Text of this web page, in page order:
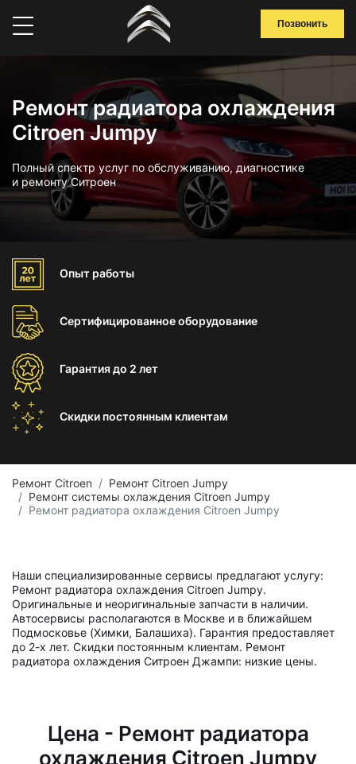
Позвонить
Ремонт радиатора охлаждения
Citroen Jumpy
Полный спектр услуг по обслуживанию, диагностике
и ремонту Ситроен
Опыт работы
Сертифицированноеоборудование
Гарантиядо 2 лет
Скидки постоянным клиентам
Ремонт Citroen
Ремонт Citroen Jumpy
Ремонт системы охлаждения Citroen Jumpy
Ремонт радиатора охлаждения Citroen Jumpy
Наши специализированные сервисы предлагают услугу:
Ремонт радиатора охлаждения Citroen Jumpy.
Оригинальные и неоригинальные запчасти в наличии.
Автосервисы располагаются в Москве и в ближайшем
Подмосковье (Химки, Балашиха). Гарантия предоставляет
до 2-х лет. Скидки постоянным клиентам. Ремонт
радиатора охлаждения Ситроен Джампи: низкие цены.
Цена - Ремонт радиатора
охлаждения Citroen Jumpy